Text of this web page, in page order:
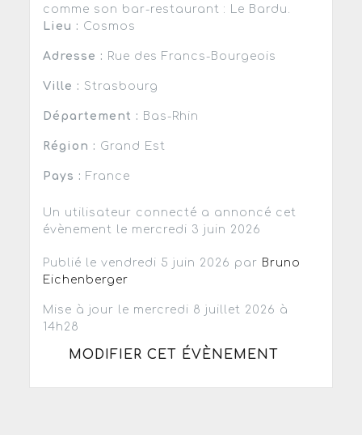
comme son bar-restaurant : Le Bardu.
Lieu : Cosmos
Adresse : Rue des Francs-Bourgeois
Ville : Strasbourg
Département : Bas-Rhin
Région : Grand Est
Pays : France
Un utilisateur connecté a annoncé cet
évènement le mercredi 3 juin 2026
Publié le vendredi 5 juin 2026 par Bruno
Eichenberger
Mise à jour le mercredi 8 juillet 2026 à
14h28
MODIFIER CET ÉVÈNEMENT